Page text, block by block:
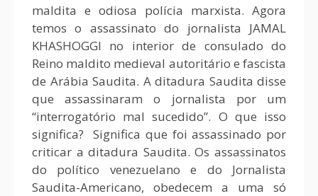
maldita e odiosa polícia marxista. Agora
temos o assassinato do jornalista JAMAL
KHASHOGGI no interior de consulado do
Reino maldito medieval autoritário e fascista
de Arábia Saudita. A ditadura Saudita disse
que assassinaram o jornalista por um
“interrogatório mal sucedido”. O que isso
significa? Significa que foi assassinado por
criticar a ditadura Saudita. Os assassinatos
do político venezuelano e do Jornalista
Saudita-Americano, obedecem a uma só